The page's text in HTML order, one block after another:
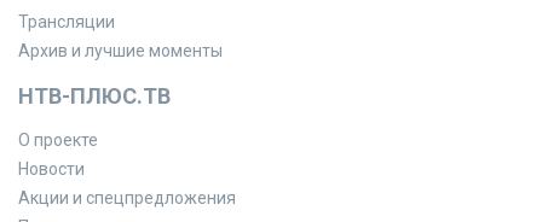
Трансляции
Архив и лучшие моменты
НТВ-ПЛЮС.ТВ
О проекте
Новости
Акции и спецпредложения